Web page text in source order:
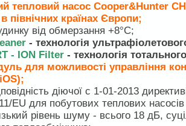
тепловий насос Cooper&Hunter
північних країнах Європи;
від обмерзання +8°C;
- технологія
- ION Filter - технологія
для можливості управління
діючої c 1-01-2013
EU для побутових теплових насосів
рівень шуму - всього 18 дБ,